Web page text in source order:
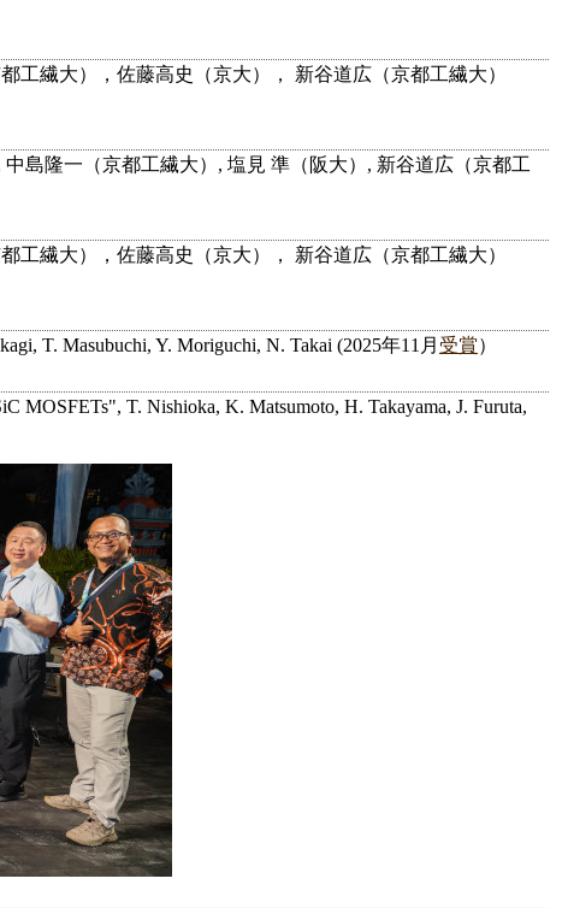
繊大），佐藤高史（京大）， 新谷道広（京都工繊大）
島隆一（京都工繊大）, 塩見 準（阪大）, 新谷道広（京都工
繊大），佐藤高史（京大）， 新谷道広（京都工繊大）
T. Masubuchi, Y. Moriguchi, N. Takai (2025年11月 受賞）
MOSFETs", T. Nishioka, K. Matsumoto, H. Takayama, J. Furuta,